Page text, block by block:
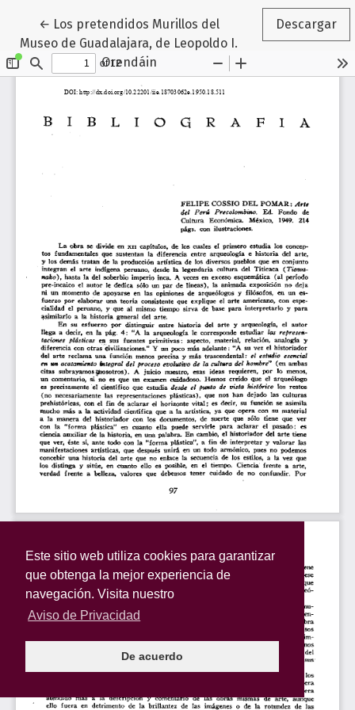
Este sitio web utiliza cookies para garantizar
que obtenga la mejor experiencia de
navegación. Visita nuestro
Aviso de Privacidad
De acuerdo
← Volver a los detalles del artículo
Los pretendidos Murillos del
Museo de Guadalajara, de Leopoldo I.
Orendáin
Descargar